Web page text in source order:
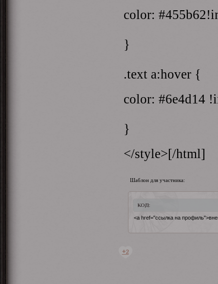
color:
}
.text a:hover {
color: #6e4d14
}
</style>[/html]
Шаблон для участника:
КОД:
<a href="ссылка на
+2